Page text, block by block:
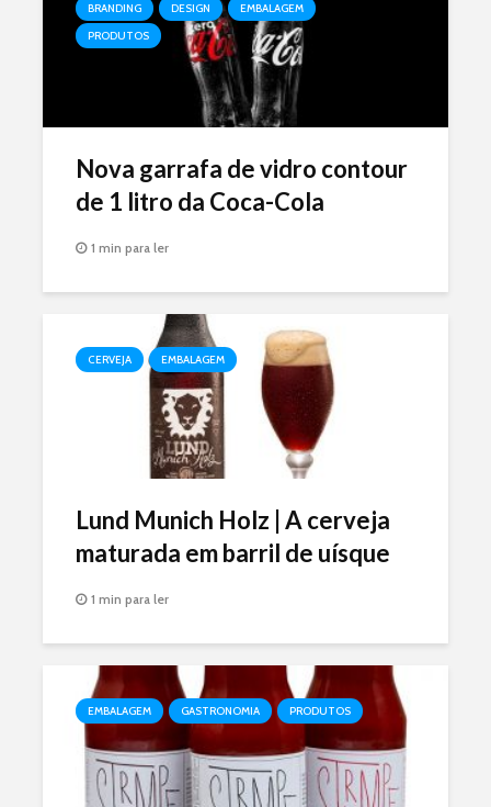
BRANDING DESIGN
EMBALAGEM
PRODUTOS
Nova garrafa de vidro contour
de 1 litro da Coca-Cola
1 min para ler
CERVEJA EMBALAGEM
Lund Munich Holz | A cerveja
maturada em barril de uísque
1 min para ler
EMBALAGEM GASTRONOMIA PRODUTOS